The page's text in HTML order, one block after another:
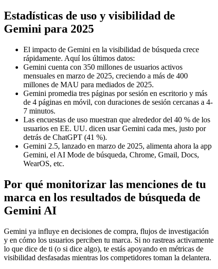
Estadísticas de uso y visibilidad de
Gemini para 2025
El impacto de Gemini en la visibilidad de búsqueda crece
rápidamente. Aquí los últimos datos:
Gemini cuenta con 350 millones de usuarios activos
mensuales en marzo de 2025, creciendo a más de 400
millones de MAU para mediados de 2025.
Gemini promedia tres páginas por sesión en escritorio y más
de 4 páginas en móvil, con duraciones de sesión cercanas a 4-
7 minutos.
Las encuestas de uso muestran que alrededor del 40 % de los
usuarios en EE. UU. dicen usar Gemini cada mes, justo por
detrás de ChatGPT (41 %).
Gemini 2.5, lanzado en marzo de 2025, alimenta ahora la app
Gemini, el AI Mode de búsqueda, Chrome, Gmail, Docs,
WearOS, etc.
Por qué monitorizar las menciones de tu
marca en los resultados de búsqueda de
Gemini AI
Gemini ya influye en decisiones de compra, flujos de investigación
y en cómo los usuarios perciben tu marca. Si no rastreas activamente
lo que dice de ti (o si dice algo), te estás apoyando en métricas de
visibilidad desfasadas mientras los competidores toman la delantera.